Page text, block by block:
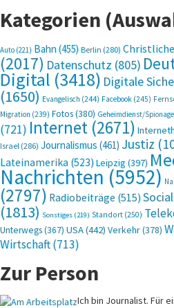
Kategorien
Auto (221) Bahn (455) Berlin (280)
(2017) Datenschutz (805)
Digital (3418) Digitale
(1650) Evangelisch (244) Facebook (245)
Migration (239) Fotos(380) Geheimdienst/Spionage
(721) Internet (2671)
Israel (286) Journalismus (461) Justiz
Lateinamerika (523) Leipzig (397)
Nachrichten(5952)
(2797) Radiobeiträge (515)
(1813) Sonstiges (219) Standort (250)
Unterwegs(367) USA(442) Verkehr(378)
Wirtschaft(713)
Zur Person
Ich bin Journalist. Für